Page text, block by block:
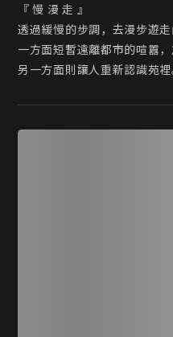
『 慢 漫 走 』
透過緩慢的步調，去漫步遊走
一方面短暫遠離都市的喧囂
另一方面則讓人重新認識苑裡